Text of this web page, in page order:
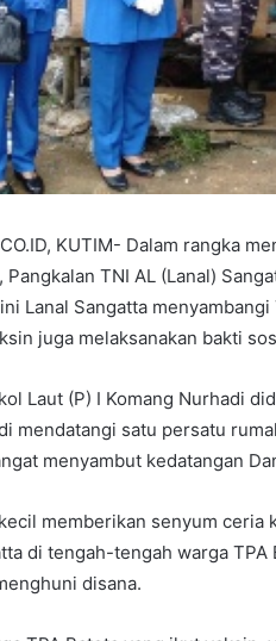
KUTIM- Dalam rangka
Pangkalan TNI AL (Lanal)
Lanal Sangatta
juga melaksanakan bakti
Laut (P) I Komang Nurhadi
mendatangi satu persatu
menyambut kedatangan
memberikan senyum ceria
di tengah-tengah warga
disana.